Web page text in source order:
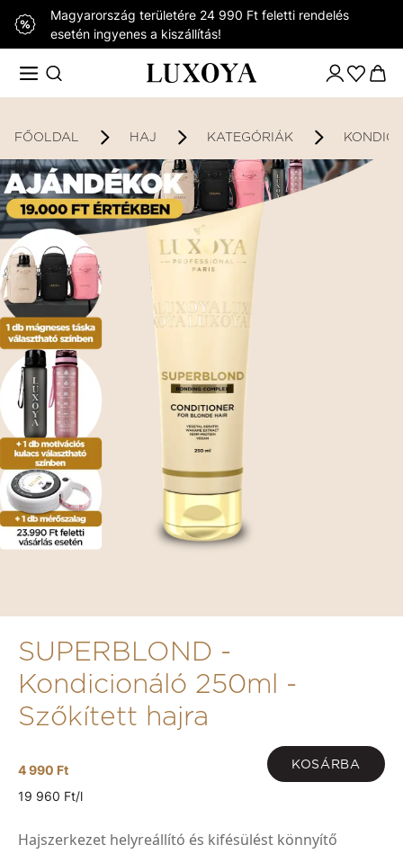
Magyarország területére 24 990 Ft feletti rendelés
esetén ingyenes a kiszállítás!
FŐOLDAL HAJ KATEGÓRIÁK
SUPERBLOND -
Kondicionáló 250ml -
Szőkített hajra
4 990 Ft KOSÁRBA
19 960 Ft/l
Hajszerkezet helyreállító és kifésülést könnyítő